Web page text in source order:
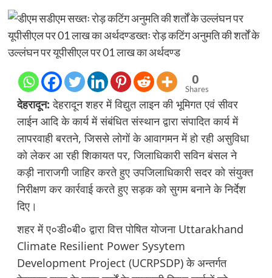
0
Shares
देहरादून:देहरादून शहर में विद्युत लाइन की भूमिगत एवं सीवर
लाईन आदि के कार्य में संबंधित संस्थान द्वारा संपादित कार्य में
लापरवाही बरतने, जिससे लोगों के आवागमन में हो रही असुविधा
को लेकर आ रही शिकायत पर, जिलाधिकारी सविन बंसल ने
कड़ी नाराजगी जाहिर करते हुए उपजिलाधिकारी सदर को संयुक्त
निरीक्षण कर कार्रवाई करते हुए सड़क को सुगम बनाने के निर्देश
दिए।
शहर में ए०डी०बी० द्वारा वित्त पोषित योजना Uttarakhand
Climate Resilient Power Sysytem
Development Project (UCRPSDP) के अन्तर्गत